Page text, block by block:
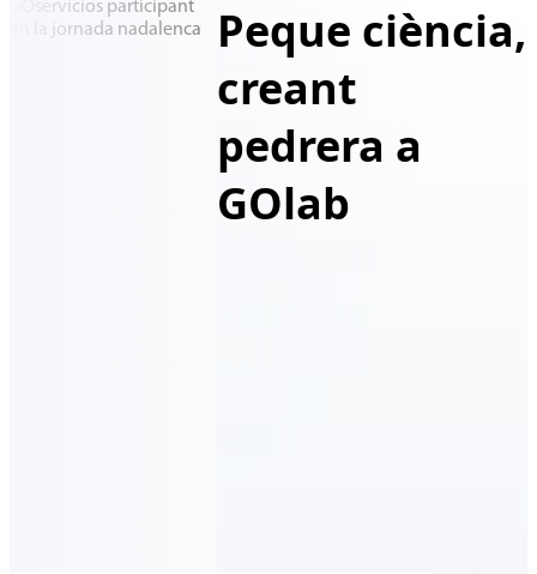
Peque ciència,
creant
pedrera a
GOlab